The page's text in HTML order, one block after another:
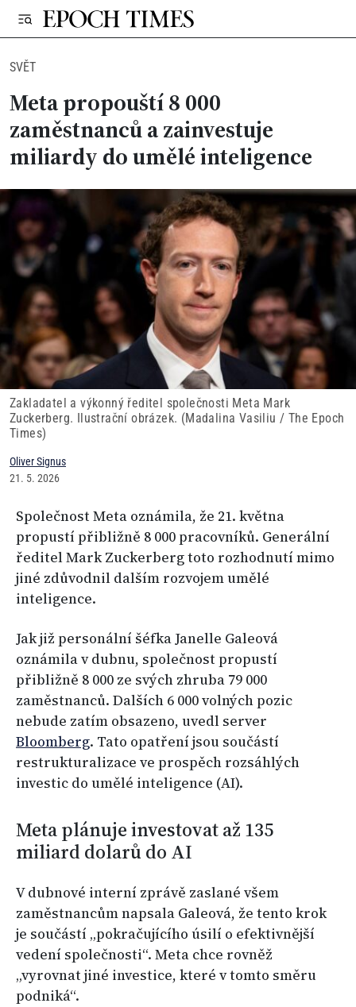
SVĚT
Meta propouští 8 000
zaměstnanců a zainvestuje
miliardy do umělé inteligence
Zakladatel a výkonný ředitel společnosti Meta Mark
Zuckerberg. Ilustrační obrázek. (Madalina Vasiliu / The Epoch
Times)
Oliver Signus
21. 5. 2026
Společnost Meta oznámila, že 21. května
propustí přibližně 8 000 pracovníků. Generální
ředitel Mark Zuckerberg toto rozhodnutí mimo
jiné zdůvodnil dalším rozvojem umělé
inteligence.
Jak již personální šéfka Janelle Galeová
oznámila v dubnu, společnost propustí
přibližně 8 000 ze svých zhruba 79 000
zaměstnanců. Dalších 6 000 volných pozic
nebude zatím obsazeno, uvedl server
Bloomberg. Tato opatření jsou součástí
restrukturalizace ve prospěch rozsáhlých
investic do umělé inteligence (AI).
Meta plánuje investovat až 135
miliard dolarů do AI
V dubnové interní zprávě zaslané všem
zaměstnancům napsala Galeová, že tento krok
je součástí „pokračujícího úsilí o efektivnější
vedení společnosti“. Meta chce rovněž
„vyrovnat jiné investice, které v tomto směru
podniká“.